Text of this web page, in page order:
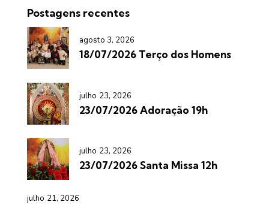
Postagens recentes
agosto 3, 2026
18/07/2026 Terço dos Homens
julho 23, 2026
23/07/2026 Adoração 19h
julho 23, 2026
23/07/2026 Santa Missa 12h
julho 21, 2026